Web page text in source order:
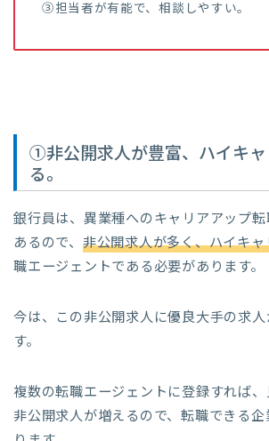
③担当者が有能で、相談しやすい。
①非公開求人が豊富、ハイキ
る。
銀行員は、異業種へのキャリアアップ
あるので、 非公開求人が多く、ハイキ
職エージェントである必要があります。
今は、この非公開求人に優良大手の求
す。
複数の転職エージェントに登録すれば
非公開求人が増えるので、転職できる